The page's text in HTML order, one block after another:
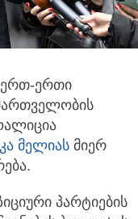
მელიას
ბოიკოტის